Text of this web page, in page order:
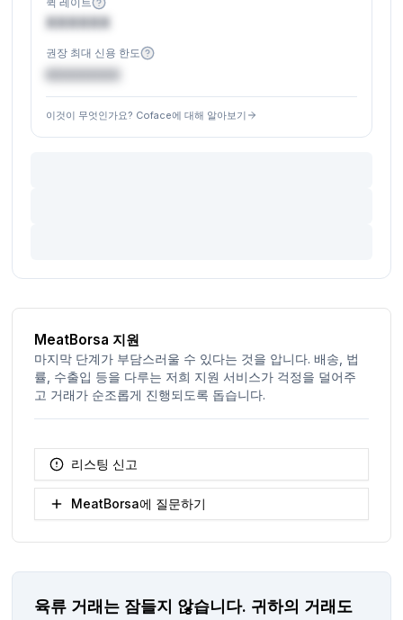
XXXXXX
권장 최대 신용 한도
€XXXXXX
이것이 무엇인가요? Coface에 대해 알아보기
MeatBorsa 지원
마지막 단계가 부담스러울 수 있다는 것을 압니다. 배송, 법
률, 수출입 등을 다루는 저희 지원 서비스가 걱정을 덜어주
고 거래가 순조롭게 진행되도록 돕습니다.
리스팅 신고
MeatBorsa에 질문하기
육류 거래는 잠들지 않습니다. 귀하의 거래도